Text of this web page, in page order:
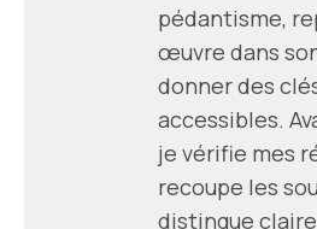
pédantisme,
œuvre dans
donner des
accessibles.
je vérifie mes
recoupe les
distingue